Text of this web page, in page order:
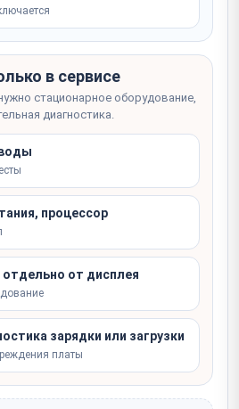
в сервисе
стационарное оборудование,
диагностика.
процессор
от дисплея
зарядки или загрузки
платы